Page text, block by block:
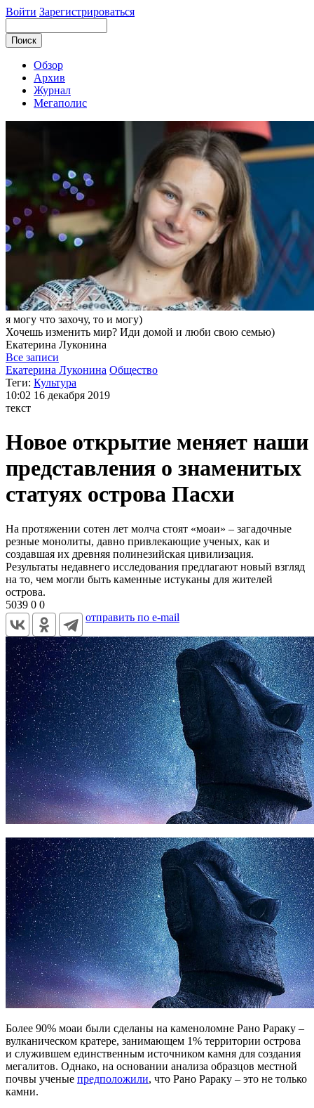
Войти Зарегистрироваться
Обзор
Архив
Журнал
Мегаполис
я могу что захочу, то и могу)
Хочешь изменить мир? Иди домой и люби свою семью)
Екатерина Луконина
Все записи
Екатерина Луконина Общество
Теги: Культура
10:02 16 декабря 2019
текст
Новое открытие меняет наши
представления о знаменитых
статуях острова Пасхи
На протяжении сотен лет молча стоят «моаи» – загадочные
резные монолиты, давно привлекающие ученых, как и
создавшая их древняя полинезийская цивилизация.
Результаты недавнего исследования предлагают новый взгляд
на то, чем могли быть каменные истуканы для жителей
острова.
5039 0 0
отправить по e-mail
Более 90% моаи были сделаны на каменоломне Рано Рараку –
вулканическом кратере, занимающем 1% территории острова
и служившем единственным источником камня для создания
мегалитов. Однако, на основании анализа образцов местной
почвы ученые предположили, что Рано Рараку – это не только
камни.